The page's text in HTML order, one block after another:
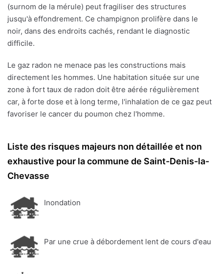
(surnom de la mérule) peut fragiliser des structures
jusqu'à effondrement. Ce champignon prolifère dans le
noir, dans des endroits cachés, rendant le diagnostic
difficile.
Le gaz radon ne menace pas les constructions mais
directement les hommes. Une habitation située sur une
zone à fort taux de radon doit être aérée régulièrement
car, à forte dose et à long terme, l'inhalation de ce gaz peut
favoriser le cancer du poumon chez l'homme.
Liste des risques majeurs non détaillée et non
exhaustive pour la commune de Saint-Denis-la-
Chevasse
Inondation
Par une crue à débordement lent de cours d'eau